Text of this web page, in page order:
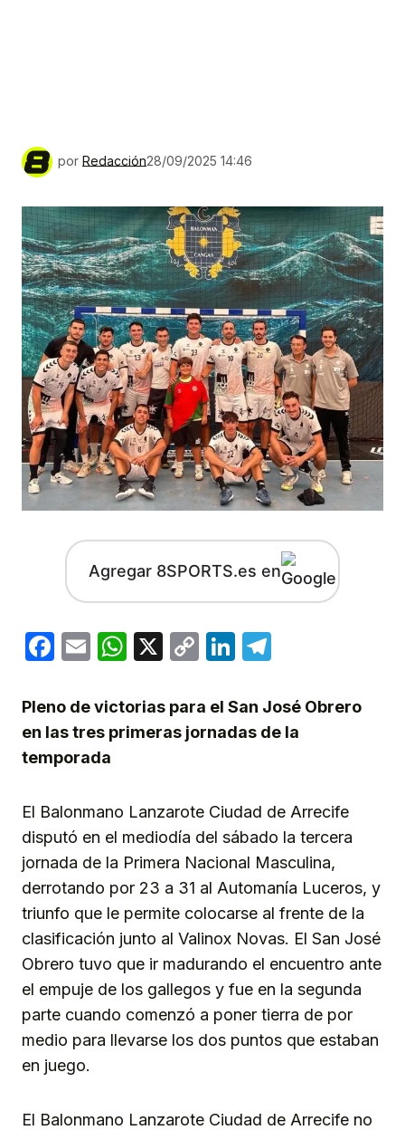
por Redacción28/09/2025 14:46
Agregar 8SPORTS.es en
Facebook
EmailWhatsApp
X
CopyLinkedIn
Pleno de victorias para el San José Obrero
en las tres primeras jornadas de la
temporada
El Balonmano Lanzarote Ciudad de Arrecife
disputó en el mediodía del sábado la tercera
jornada de la Primera Nacional Masculina,
derrotando por 23 a 31 al Automanía Luceros, y
triunfo que le permite colocarse al frente de la
clasificación junto al Valinox Novas. El San José
Obrero tuvo que ir madurando el encuentro ante
el empuje de los gallegos y fue en la segunda
parte cuando comenzó a poner tierra de por
medio para llevarse los dos puntos que estaban
en juego.
El Balonmano Lanzarote Ciudad de Arrecife no